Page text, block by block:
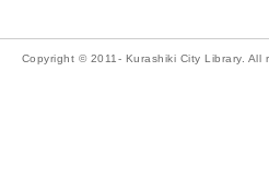
Copyright © 2011- Kurashiki City Library. All